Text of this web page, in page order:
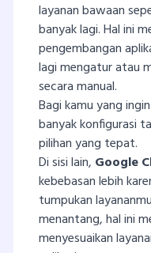
layanan bawaan
banyak lagi. Hal ini
pengembangan
lagi mengatur atau
secara manual.
Bagi kamu yang
banyak konfigurasi
pilihan yang tepat.
Di sisi lain, Google
kebebasan lebih
tumpukan
menantang, hal ini
menyesuaikan